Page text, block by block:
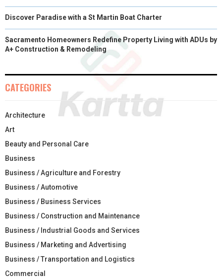
Discover Paradise with a St Martin Boat Charter
Sacramento Homeowners Redefine Property Living with ADUs by
A+ Construction & Remodeling
CATEGORIES
Architecture
Art
Beauty and Personal Care
Business
Business / Agriculture and Forestry
Business / Automotive
Business / Business Services
Business / Construction and Maintenance
Business / Industrial Goods and Services
Business / Marketing and Advertising
Business / Transportation and Logistics
Commercial